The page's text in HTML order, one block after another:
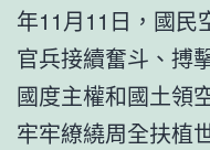
年11月11日，國民
官兵接續奮斗、搏
國度主權和國土領
牢牢繚繞周全扶植